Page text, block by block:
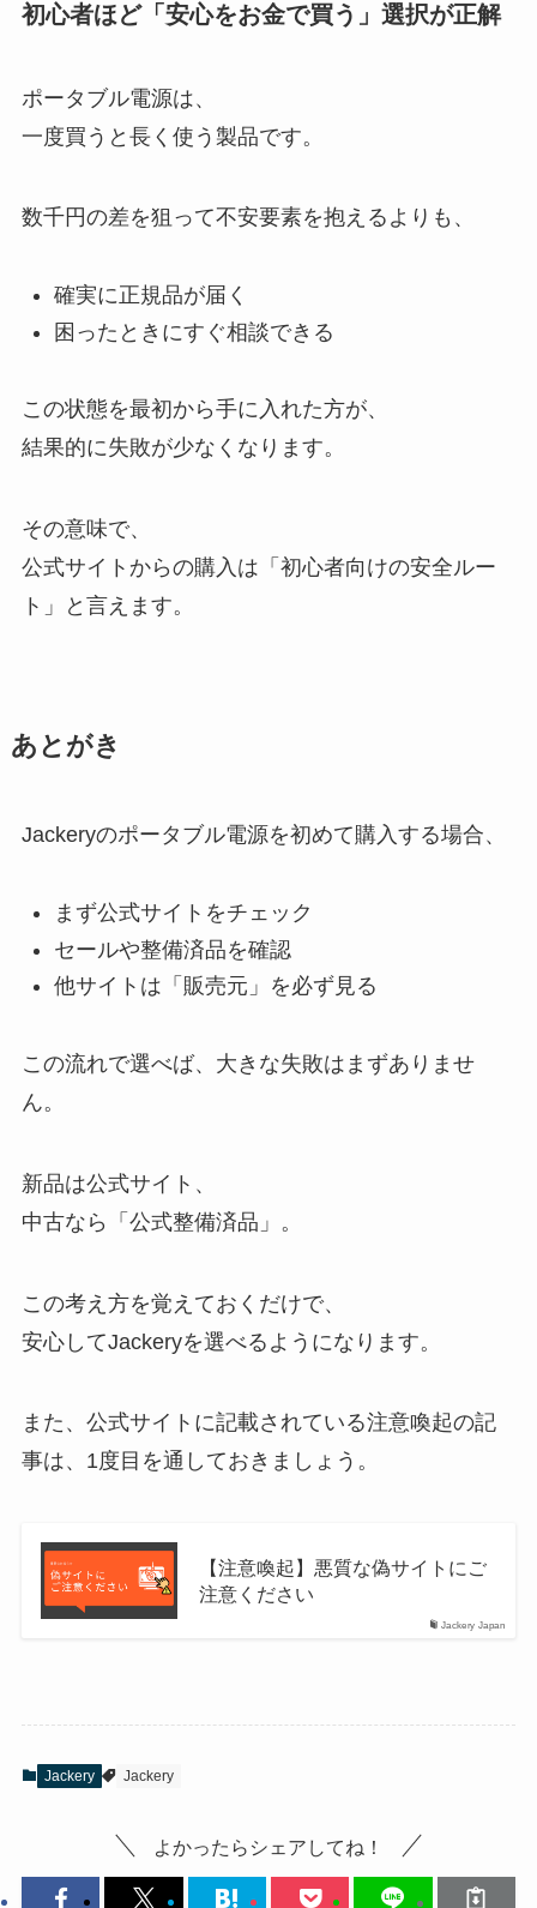
初心者ほど「安心をお金で買う」選択が正解
ポータブル電源は、
一度買うと長く使う製品です。
数千円の差を狙って不安要素を抱えるよりも、
確実に正規品が届く
困ったときにすぐ相談できる
この状態を最初から手に入れた方が、
結果的に失敗が少なくなります。
その意味で、
公式サイトからの購入は「初心者向けの安全ルー
ト」と言えます。
あとがき
Jackeryのポータブル電源を初めて購入する場合、
まず公式サイトをチェック
セールや整備済品を確認
他サイトは「販売元」を必ず見る
この流れで選べば、大きな失敗はまずありませ
ん。
新品は公式サイト、
中古なら「公式整備済品」。
この考え方を覚えておくだけで、
安心してJackeryを選べるようになります。
また、公式サイトに記載されている注意喚起の記
事は、1度目を通しておきましょう。
Jackery Japan
【注意喚起】悪質な偽サイトにご
注意ください
Jackery Jackery
よかったらシェアしてね！